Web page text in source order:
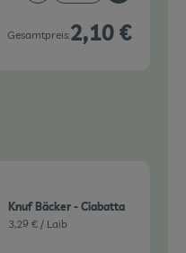
Gesamtpreis:2,10 €
Knuf Bäcker - Ciabatta
3,29 € / Laib